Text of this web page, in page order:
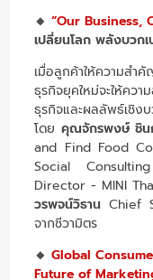
🔸 “Our Business,
เปลี่ยนโลก พลังบวก
เมื่อลูกค้าให้ความส
ธุรกิจยุคใหม่จะให้คว
ธุรกิจและผลลัพธ์เชิง
โดย คุณจักรพงษ์ ชิน
and Find Food
Social
Director - MINI
วรพจน์วิธาน Chief
จากชีวามิตร
🔸 Global
Future of